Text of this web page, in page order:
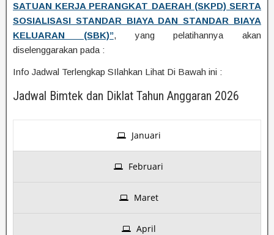
SATUAN KERJA PERANGKAT DAERAH (SKPD) SERTA
SOSIALISASI STANDAR BIAYA DAN STANDAR BIAYA
KELUARAN (SBK)”, yang pelatihannya akan
diselenggarakan pada :
Info Jadwal Terlengkap SIlahkan Lihat Di Bawah ini :
Jadwal Bimtek dan Diklat Tahun Anggaran 2026
Januari
Februari
Maret
April